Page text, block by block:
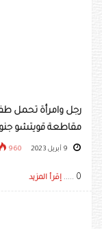
رجل وامرأة تحمل
مقاطعة قويتشو
960
0 ..... إقرأ المزيد